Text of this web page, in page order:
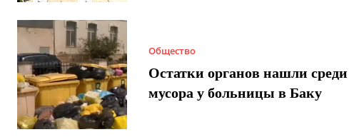
Общество
Остатки органов нашли среди
мусора у больницы в Баку